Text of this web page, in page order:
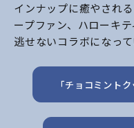
インナップに癒やされ
ープファン、ハローキ
逃せないコラボになっ
「チョコミント